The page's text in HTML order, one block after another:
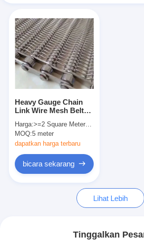
Heavy Gauge Chain
Link Wire Mesh Belt
Konveyor
Harga:>=2 Square Meters $43.00
MOQ:5 meter
dapatkan harga terbaru
bicara sekarang
Lihat Lebih
Tinggalkan